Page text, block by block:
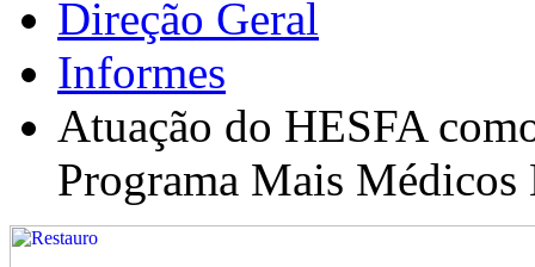
Direção Geral
Informes
Atuação do HESFA
Programa Mais